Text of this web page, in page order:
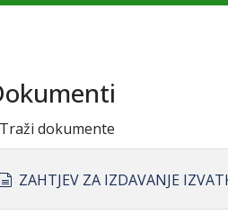
Traži dokumente
document
ZAHTJEV ZA IZDAVANJE